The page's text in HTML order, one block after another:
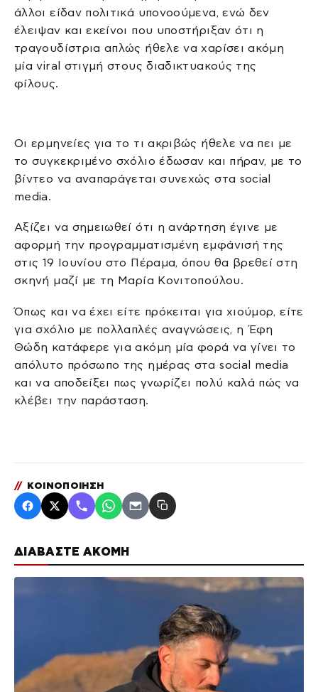
ΔΙΑΒΑΣΤΕ ΑΚΟΜΗ
άλλοι είδαν πολιτικά υπονοούμενα, ενώ δεν
έλειψαν και εκείνοι που υποστήριξαν ότι η
τραγουδίστρια απλώς ήθελε να χαρίσει ακόμη
μία viral στιγμή στους διαδικτυακούς της
φίλους.
Οι ερμηνείες για το τι ακριβώς ήθελε να πει με
το συγκεκριμένο σχόλιο έδωσαν και πήραν, με το
βίντεο να αναπαράγεται συνεχώς στα social
media.
Αξίζει να σημειωθεί ότι η ανάρτηση έγινε με
αφορμή την προγραμματισμένη εμφάνισή της
στις 19 Ιουνίου στο Πέραμα, όπου θα βρεθεί στη
σκηνή μαζί με τη Μαρία Κονιτοπούλου.
Όπως και να έχει είτε πρόκειται για χιούμορ, είτε
για σχόλιο με πολλαπλές αναγνώσεις, η Έφη
Θώδη κατάφερε για ακόμη μία φορά να γίνει το
απόλυτο πρόσωπο της ημέρας στα social media
και να αποδείξει πως γνωρίζει πολύ καλά πώς να
κλέβει την παράσταση.
// ΚΟΙΝΟΠΟΙΗΣΗ